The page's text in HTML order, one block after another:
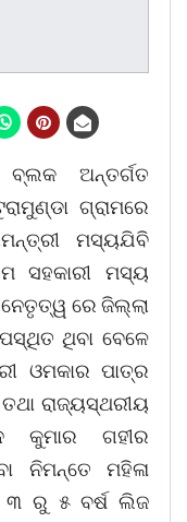
ବ୍ଲକ ଅନ୍ତର୍ଗତ
ଗ୍ରାମରେ
ମସ୍ୟଯିବି
ସହକାରୀ ମସ୍ୟ
ରେ ଜିଲ୍ଲା
ଥିବା ବେଳେ
ଓମକାର ପାତ୍ର
ରାଜ୍ୟସ୍ଥରୀୟ
କୁମାର ଗହୀର
ନିମନ୍ତେ ମହିଳା
୩ ରୁ ୫ ବର୍ଷ ଲିଜ